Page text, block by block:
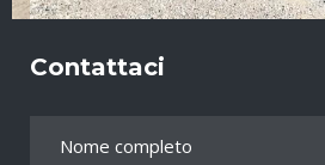
Contattaci